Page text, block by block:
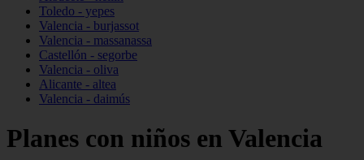
Toledo - yepes
Valencia - burjassot
Valencia - massanassa
Castellón - segorbe
Valencia - oliva
Alicante - altea
Valencia - daimús
Planes con niños en Valencia